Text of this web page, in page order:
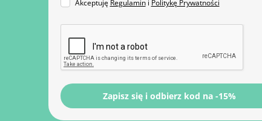
Akceptuję Regulamini Politykę Prywatności
Zapisz się i odbierz kod na -15%